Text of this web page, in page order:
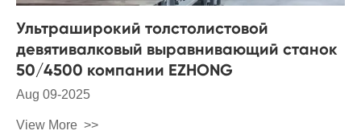
Ультраширокий толстолистовой
девятивалковый выравнивающий станок
50/4500 компании EZHONG
Aug 09-2025
View More